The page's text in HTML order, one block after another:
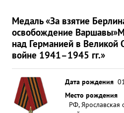
Медаль «За взятие
освобождение Варшавы»
над Германией в Великой
войне 1941–1945 гг.»
Дата рождения
Место рождения
РФ, Ярославская